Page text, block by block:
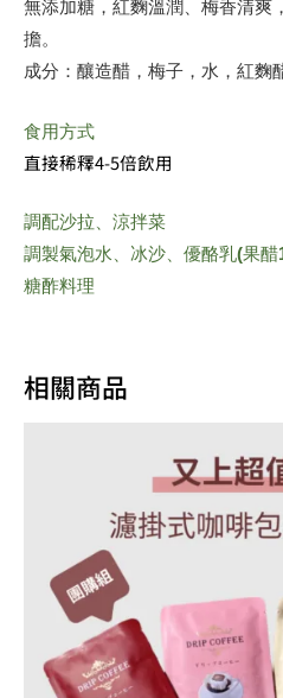
無添加糖，紅麴溫潤、梅香清爽
擔。
成分：釀造醋，梅子，水，紅麴
食用方式
直接稀釋4-5倍飲用
調配沙拉、涼拌菜
調製氣泡水、冰沙、優酪乳(果醋
糖酢料理
相關商品
格：
NT$2,400。
前
價
格：